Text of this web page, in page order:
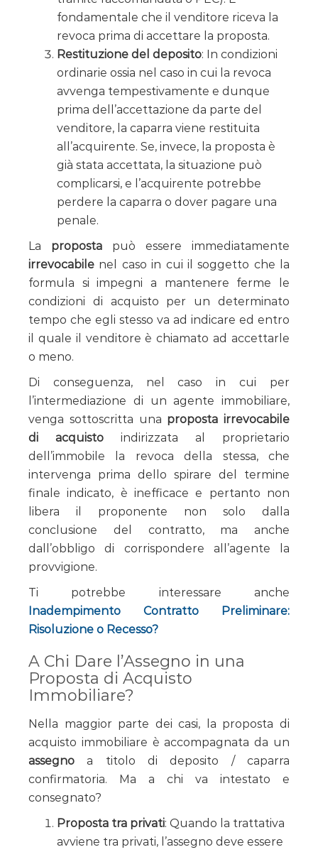
fondamentale che il venditore riceva la
revoca prima di accettare la proposta.
Restituzione del deposito: In condizioni
ordinarie ossia nel caso in cui la revoca
avvenga tempestivamente e dunque
prima dell’accettazione da parte del
venditore, la caparra viene restituita
all’acquirente. Se, invece, la proposta è
già stata accettata, la situazione può
complicarsi, e l’acquirente potrebbe
perdere la caparra o dover pagare una
penale.
La proposta può essere immediatamente
irrevocabile nel caso in cui il soggetto che la
formula si impegni a mantenere ferme le
condizioni di acquisto per un determinato
tempo che egli stesso va ad indicare ed entro
il quale il venditore è chiamato ad accettarle
o meno.
Di conseguenza, nel caso in cui per
l’intermediazione di un agente immobiliare,
venga sottoscritta una proposta irrevocabile
di acquisto indirizzata al proprietario
dell’immobile la revoca della stessa, che
intervenga prima dello spirare del termine
finale indicato, è inefficace e pertanto non
libera il proponente non solo dalla
conclusione del contratto, ma anche
dall’obbligo di corrispondere all’agente la
provvigione.
Ti potrebbe interessare anche
Inadempimento Contratto Preliminare:
Risoluzione o Recesso?
A Chi Dare l’Assegno in una
Proposta di Acquisto
Immobiliare?
Nella maggior parte dei casi, la proposta di
acquisto immobiliare è accompagnata da un
assegno a titolo di deposito / caparra
confirmatoria. Ma a chi va intestato e
consegnato?
Proposta tra privati: Quando la trattativa
avviene tra privati, l’assegno deve essere